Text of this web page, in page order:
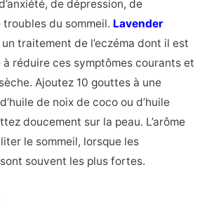
de dépression, de
du sommeil. Lavender
traitement de l’eczéma dont il est
à réduire ces symptômes courants et
Ajoutez 10 gouttes à une
de noix de coco ou d’huile
doucement sur la peau. L’arôme
le sommeil, lorsque les
souvent les plus fortes.